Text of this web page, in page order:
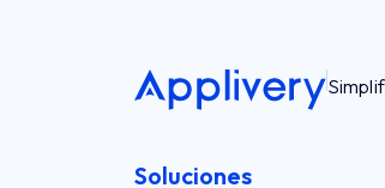
Soluciones